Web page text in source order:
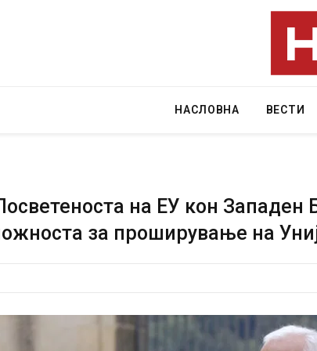
НАСЛОВНА ВЕСТИ
на ЕУ кон Западен
за проширување на
Горат Парос, Андрос, Калимнос, Крит, …
Рачна